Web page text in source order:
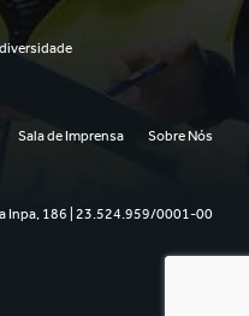
Sala de Imprensa Sobre Nós
Inpa, 186 | 23.524.959/0001-00